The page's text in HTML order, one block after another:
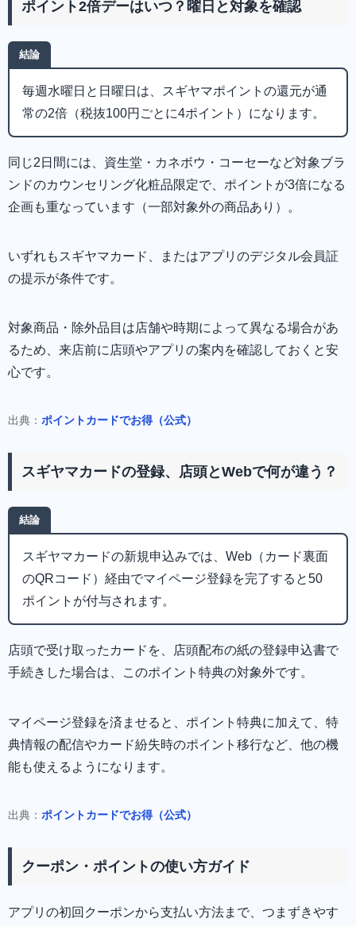
ポイント2倍デーはいつ？曜日と対象を確認
結論
毎週水曜日と日曜日は、スギヤマポイントの還元が通
常の2倍（税抜100円ごとに4ポイント）になります。
同じ2日間には、資生堂・カネボウ・コーセーなど対象ブラ
ンドのカウンセリング化粧品限定で、ポイントが3倍になる
企画も重なっています（一部対象外の商品あり）。
いずれもスギヤマカード、またはアプリのデジタル会員証
の提示が条件です。
対象商品・除外品目は店舗や時期によって異なる場合があ
るため、来店前に店頭やアプリの案内を確認しておくと安
心です。
出典： ポイントカードでお得（公式）
スギヤマカードの登録、店頭とWebで何が違う？
結論
スギヤマカードの新規申込みでは、Web（カード裏面
のQRコード）経由でマイページ登録を完了すると50
ポイントが付与されます。
店頭で受け取ったカードを、店頭配布の紙の登録申込書で
手続きした場合は、このポイント特典の対象外です。
マイページ登録を済ませると、ポイント特典に加えて、特
典情報の配信やカード紛失時のポイント移行など、他の機
能も使えるようになります。
出典： ポイントカードでお得（公式）
クーポン・ポイントの使い方ガイド
アプリの初回クーポンから支払い方法まで、つまずきやす